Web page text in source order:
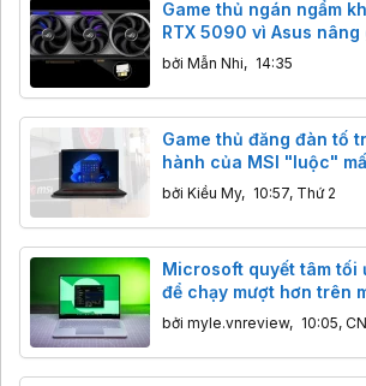
Game thủ ngán ngẩm
RTX 5090 vì Asus
khách đã thanh toán
bởi Mẫn Nhi, 14:35
Game thủ đăng đàn tố
hành của MSI "luộc"
144Hz, sự thật đằng
bởi Kiều My, 10:57, Thứ 2
Microsoft quyết tâm tối
để chạy mượt hơn trên
bởi myle.vnreview, 10:05, CN